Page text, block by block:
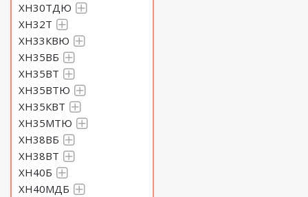
ХН30ТДЮ
ХН32Т
ХН33КВЮ
ХН35ВБ
ХН35ВТ
ХН35ВТЮ
ХН35КВТ
ХН35МТЮ
ХН38ВБ
ХН38ВТ
ХН40Б
ХН40МДБ